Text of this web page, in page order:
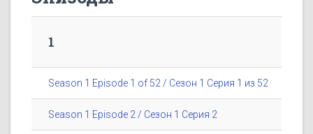
1
Season 1 Episode 1 of 52 / Сезон 1 Серия 1 из 52
Season 1 Episode 2 / Сезон 1 Серия 2